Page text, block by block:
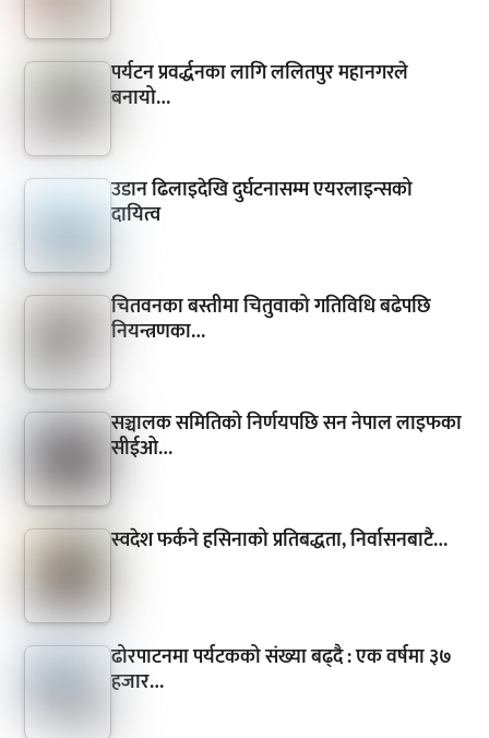
पर्यटन प्रवर्द्धनका लागि ललितपुर महानगरले
बनायो…
उडान ढिलाइदेखि दुर्घटनासम्म एयरलाइन्सको
दायित्व
चितवनका बस्तीमा चितुवाको गतिविधि बढेपछि
नियन्त्रणका…
सञ्चालक समितिको निर्णयपछि सन नेपाल लाइफका
सीईओ…
स्वदेश फर्कने हसिनाको प्रतिबद्धता, निर्वासनबाटै…
ढोरपाटनमा पर्यटकको संख्या बढ्दै : एक वर्षमा ३७
हजार…